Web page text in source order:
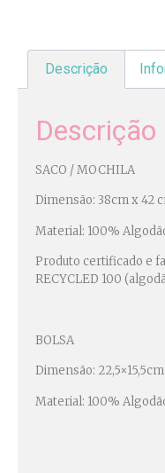
Descrição
Descrição
SACO / MOCHILA
Dimensão: 38cm x 42
Material: 100%
Produto certificado e
RECYCLED 100
BOLSA
Dimensão: 22,5×15,5cm
Material: 100%